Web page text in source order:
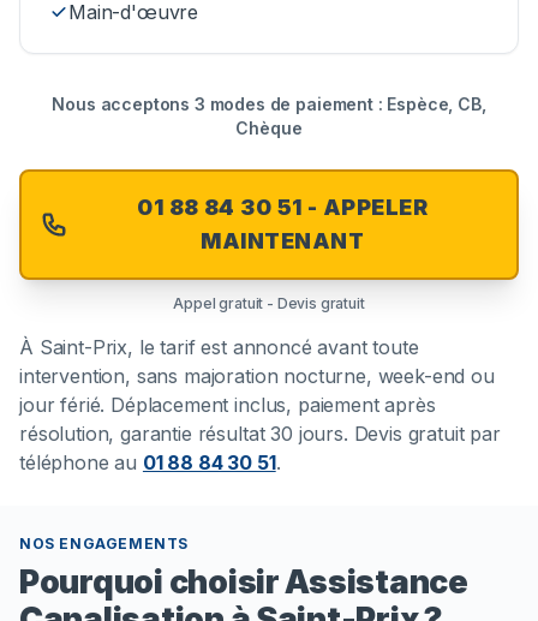
Main-d'œuvre
Nous acceptons 3 modes de paiement : Espèce, CB,
Chèque
01 88 84 30 51 - APPELER
MAINTENANT
Appel gratuit - Devis gratuit
À Saint-Prix, le tarif est annoncé avant toute
intervention, sans majoration nocturne, week-end ou
jour férié. Déplacement inclus, paiement après
résolution, garantie résultat 30 jours. Devis gratuit par
téléphone au 01 88 84 30 51.
NOS ENGAGEMENTS
Pourquoi choisir Assistance